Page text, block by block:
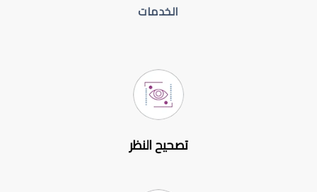
الخدمات
تصحيح النظر